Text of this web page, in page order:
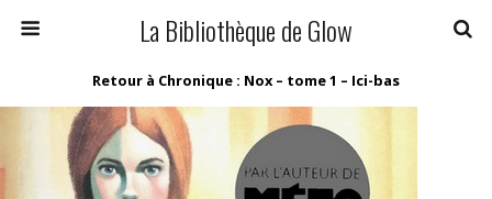
La Bibliothèque de Glow
Retour à Chronique : Nox – tome 1 – Ici-bas